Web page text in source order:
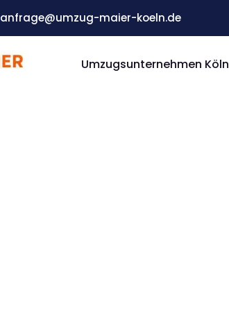
anfrage@umzug-maier-koeln.de
Umzugsunternehmen Köln